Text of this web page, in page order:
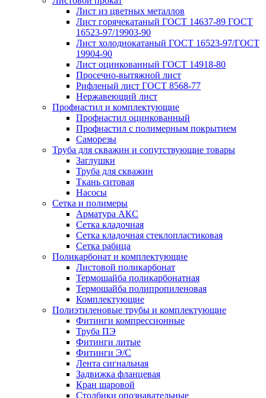
Лист из цветных металлов
Лист горячекатаный ГОСТ 14637-89 ГОСТ
16523-97/19903-90
Лист холоднокатаный ГОСТ 16523-97/ГОСТ
19904-90
Лист оцинкованный ГОСТ 14918-80
Просечно-вытяжной лист
Рифленый лист ГОСТ 8568-77
Нержавеющий лист
Профнастил и комплектующие
Профнастил оцинкованный
Профнастил с полимерным покрытием
Саморезы
Труба для скважин и сопутствующие товары
Заглушки
Труба для скважин
Ткань ситовая
Насосы
Сетка и полимеры
Арматура АКС
Сетка кладочная
Сетка кладочная стеклопластиковая
Сетка рабица
Поликарбонат и комплектующие
Листовой поликарбонат
Термошайба поликарбонатная
Термошайба полипропиленовая
Комплектующие
Полиэтиленовые трубы и комплектующие
Фитинги компрессионные
Труба ПЭ
Фитинги литые
Фитинги Э/С
Лента сигнальная
Задвижка фланцевая
Кран шаровой
Столбики опознавательные